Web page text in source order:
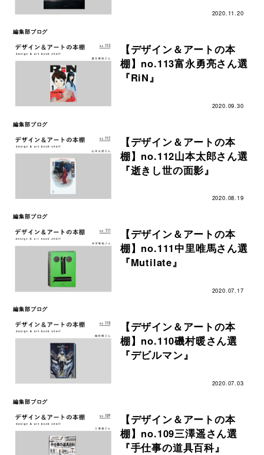
2020.11.20
編集部ブログ
【デザイン＆アートの本
棚】no.113富永勇亮さん選
『RiN』
2020.09.30
編集部ブログ
【デザイン＆アートの本
棚】no.112山本太郎さん選
『逝きし世の面影』
2020.08.19
編集部ブログ
【デザイン＆アートの本
棚】no.111中里唯馬さん選
『Mutilate』
2020.07.17
編集部ブログ
【デザイン＆アートの本
棚】no.110磯村暖さん選
『デビルマン』
2020.07.03
編集部ブログ
【デザイン＆アートの本
棚】no.109三澤遥さん選
『手仕事の道具百科』